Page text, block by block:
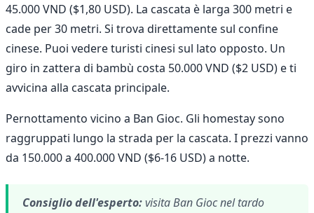
45.000 VND ($1,80 USD). La cascata è larga 300 metri e
cade per 30 metri. Si trova direttamente sul confine
cinese. Puoi vedere turisti cinesi sul lato opposto. Un
giro in zattera di bambù costa 50.000 VND ($2 USD) e ti
avvicina alla cascata principale.
Pernottamento vicino a Ban Gioc. Gli homestay sono
raggruppati lungo la strada per la cascata. I prezzi vanno
da 150.000 a 400.000 VND ($6-16 USD) a notte.
Consiglio dell'esperto:visita Ban Gioc nel tardo